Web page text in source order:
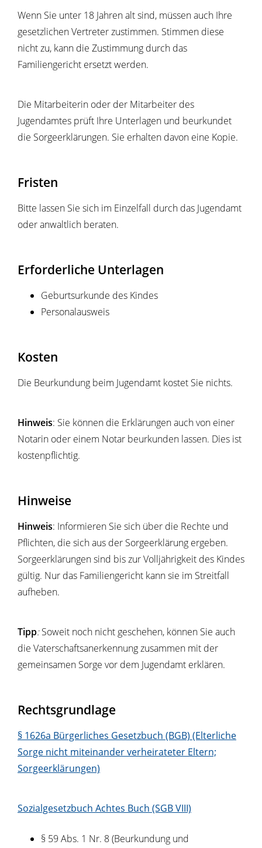
Wenn Sie unter 18 Jahren alt sind, müssen auch Ihre
gesetzlichen Vertreter zustimmen. Stimmen diese
nicht zu, kann die Zustimmung durch das
Familiengericht ersetzt werden.
Die Mitarbeiterin oder der Mitarbeiter des
Jugendamtes prüft Ihre Unterlagen und beurkundet
die Sorgeerklärungen. Sie erhalten davon eine Kopie.
Fristen
Bitte lassen Sie sich im Einzelfall durch das Jugendamt
oder anwaltlich beraten.
Erforderliche Unterlagen
Geburtsurkunde des Kindes
Personalausweis
Kosten
Die Beurkundung beim Jugendamt kostet Sie nichts.
Hinweis: Sie können die Erklärungen auch von einer
Notarin oder einem Notar beurkunden lassen. Dies ist
kostenpflichtig.
Hinweise
Hinweis: Informieren Sie sich über die Rechte und
Pflichten, die sich aus der Sorgeerklärung ergeben.
Sorgeerklärungen sind bis zur Volljährigkeit des Kindes
gültig. Nur das Familiengericht kann sie im Streitfall
aufheben.
Tipp:Soweit noch nicht geschehen, können Sie auch
die Vaterschaftsanerkennung zusammen mit der
gemeinsamen Sorge vor dem Jugendamt erklären.
Rechtsgrundlage
§ 1626a Bürgerliches Gesetzbuch (BGB) (Elterliche
Sorge nicht miteinander verheirateter Eltern;
Sorgeerklärungen)
Sozialgesetzbuch Achtes Buch (SGB VIII)
§ 59 Abs. 1 Nr. 8 (Beurkundung und